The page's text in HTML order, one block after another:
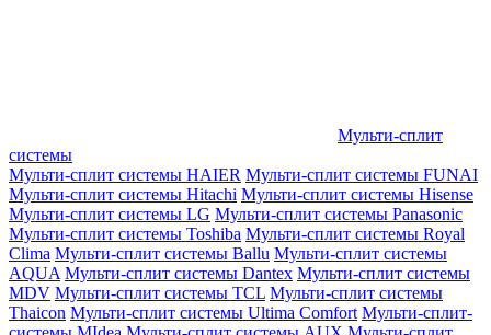
Мульти-сплит
системы
Мульти-сплит системы HAIER Мульти-сплит системы FUNAI
Мульти-сплит системы Hitachi Мульти-сплит системы Hisense
Мульти-сплит системы LG Мульти-сплит системы Panasonic
Мульти-сплит системы Toshiba Мульти-сплит системы Royal
Clima Мульти-сплит системы Ballu Мульти-сплит системы
AQUA Мульти-сплит системы Dantex Мульти-сплит системы
MDV Мульти-сплит системы TCL Мульти-сплит системы
Thaicon Мульти-сплит системы Ultima Comfort Мульти-сплит-